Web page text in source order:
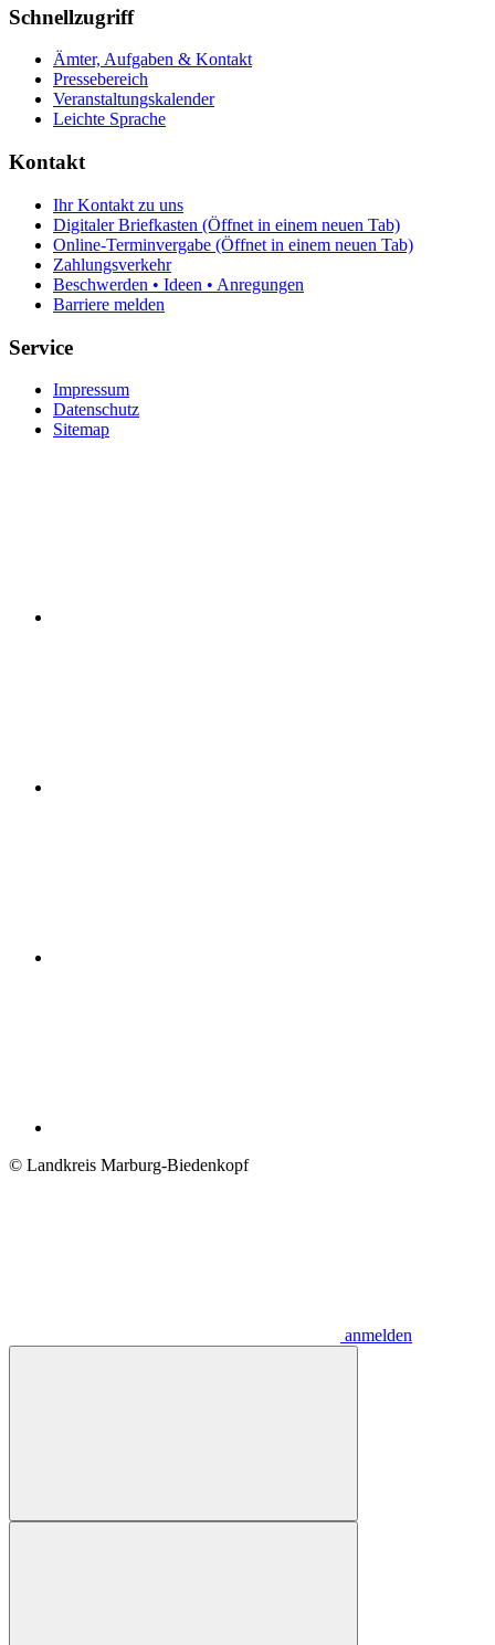
Schnellzugriff
Ämter, Aufgaben & Kontakt
Pressebereich
Veranstaltungskalender
Leichte Sprache
Kontakt
Ihr Kontakt zu uns
Digitaler Briefkasten (Öffnet in einem neuen Tab)
Online-Terminvergabe (Öffnet in einem neuen Tab)
Zahlungsverkehr
Beschwerden • Ideen • Anregungen
Barriere melden
Service
Impressum
Datenschutz
Sitemap
© Landkreis Marburg-Biedenkopf
anmelden